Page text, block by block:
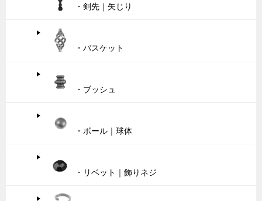
・剣先｜矢じり
・バスケット
・ブッシュ
・ボール｜球体
・リベット｜飾りネジ